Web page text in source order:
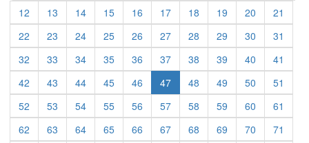
12
13 14 15 16 17 18 19 20
21
22
23 24 25 26 27 28 29 30
31
32
33 34 35 36 37 38 39 40
41
42
43 44 45 46 47 48 49 50
51
52
53 54 55 56 57 58 59 60
61
62
63 64 65 66 67 68 69 70
71